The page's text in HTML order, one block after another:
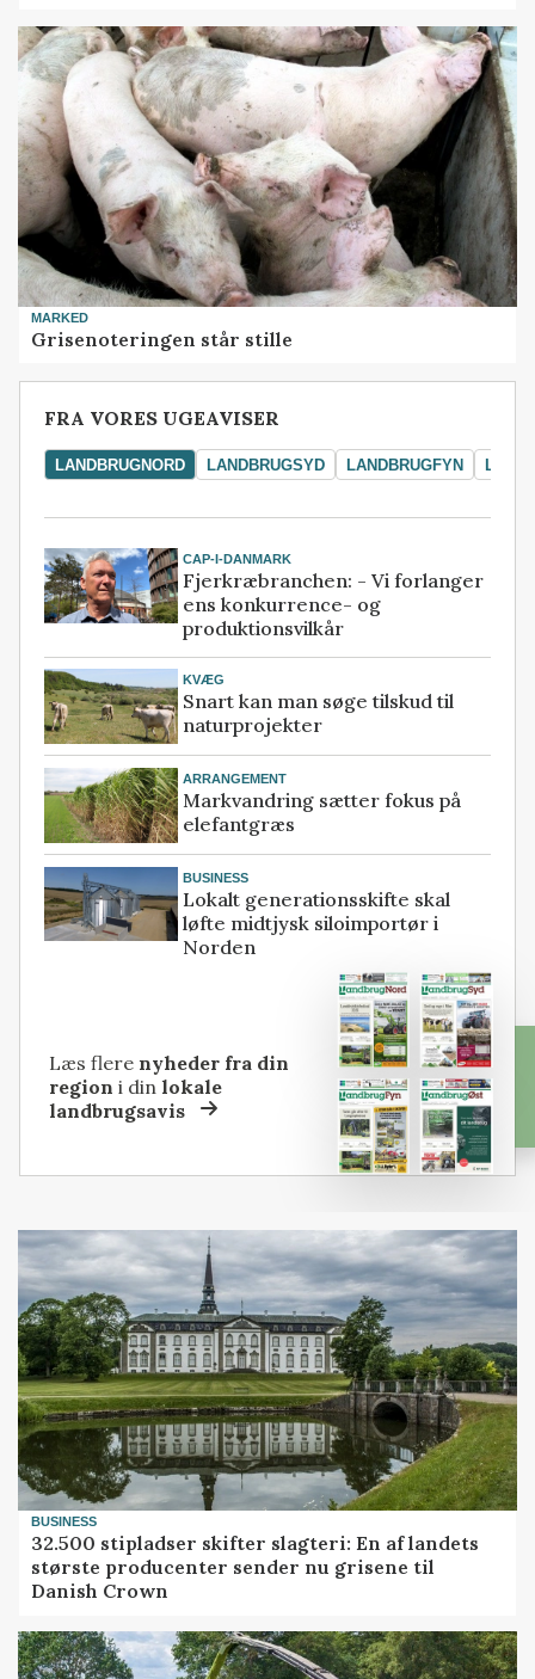
MARKED
Grisenoteringen står stille
FRA VORES UGEAVISER
LANDBRUGNORD LANDBRUGSYD LANDBRUGFYN
CAP-I-DANMARK
Fjerkræbranchen: - Vi forlanger
ens konkurrence- og
produktionsvilkår
KVÆG
Snart kan man søge tilskud til
naturprojekter
ARRANGEMENT
Markvandring sætter fokus på
elefantgræs
BUSINESS
Lokalt generationsskifte skal
løfte midtjysk siloimportør i
Norden
Læs flere nyheder fra din
region i dinlokale
landbrugsavis
BUSINESS
32.500 stipladser skifter slagteri: En af landets
største producenter sender nu grisene til
Danish Crown